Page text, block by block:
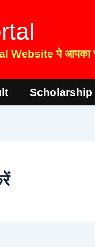
पे आपका
Scholarship